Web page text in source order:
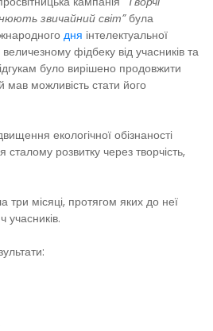
звичайний світ”була
дня інтелектуальної
фідбеку від учасників та
було вирішено продовжити
можливість стати його
екологічної обізнаності
розвитку через творчість,
три місяці, протягом яких до неї
учасників.